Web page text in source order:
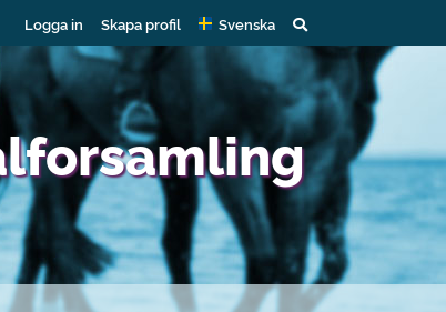
Logga in Skapa profil Svenska